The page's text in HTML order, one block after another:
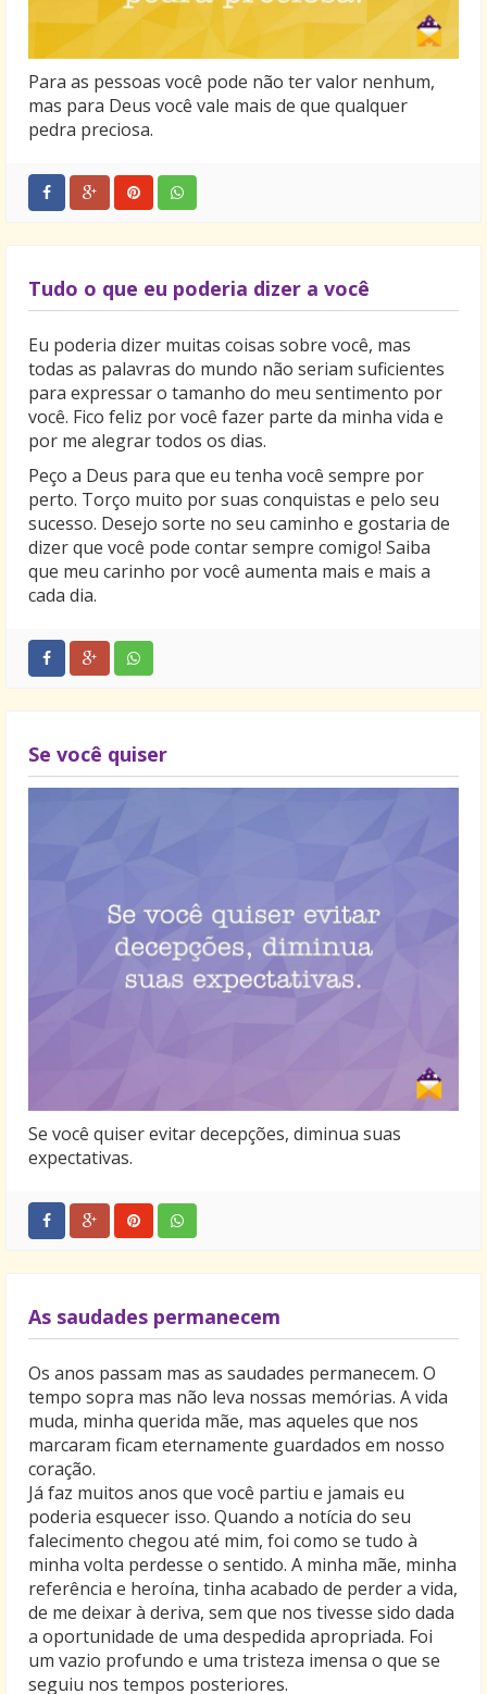
Para as pessoas você pode não ter valor nenhum,
mas para Deus você vale mais de que qualquer
pedra preciosa.
Tudo o que eu poderia dizer a você
Eu poderia dizer muitas coisas sobre você, mas
todas as palavras do mundo não seriam suficientes
para expressar o tamanho do meu sentimento por
você. Fico feliz por você fazer parte da minha vida e
por me alegrar todos os dias.
Peço a Deus para que eu tenha você sempre por
perto. Torço muito por suas conquistas e pelo seu
sucesso. Desejo sorte no seu caminho e gostaria de
dizer que você pode contar sempre comigo! Saiba
que meu carinho por você aumenta mais e mais a
cada dia.
Se você quiser
Se você quiser evitar decepções, diminua suas
expectativas.
As saudades permanecem
Os anos passam mas as saudades permanecem. O
tempo sopra mas não leva nossas memórias. A vida
muda, minha querida mãe, mas aqueles que nos
marcaram ficam eternamente guardados em nosso
coração.
Já faz muitos anos que você partiu e jamais eu
poderia esquecer isso. Quando a notícia do seu
falecimento chegou até mim, foi como se tudo à
minha volta perdesse o sentido. A minha mãe, minha
referência e heroína, tinha acabado de perder a vida,
de me deixar à deriva, sem que nos tivesse sido dada
a oportunidade de uma despedida apropriada. Foi
um vazio profundo e uma tristeza imensa o que se
seguiu nos tempos posteriores.